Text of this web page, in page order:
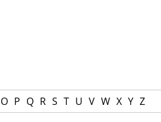
O P Q R S T U V W X Y Z